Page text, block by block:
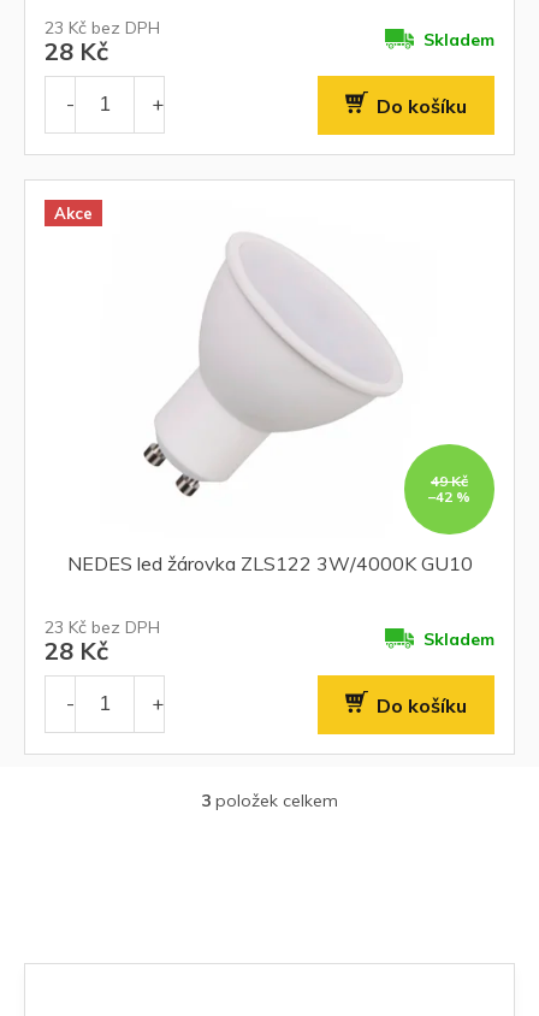
23 Kč bez DPH
28 Kč Skladem
Do košíku
Akce
49 Kč
–42 %
NEDES led žárovka ZLS122 3W/4000K GU10
23 Kč bez DPH
28 Kč Skladem
Do košíku
O
í
3 položek celkem